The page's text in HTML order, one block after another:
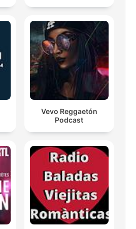
Vevo Reggaetón
Podcast